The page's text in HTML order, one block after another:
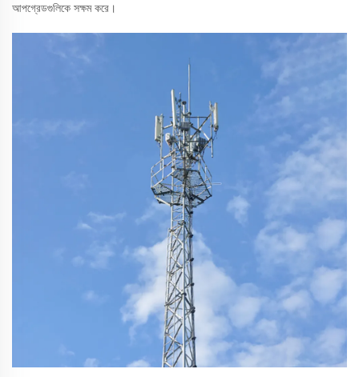
আপগ্রেডগুলিকে সক্ষম করে।